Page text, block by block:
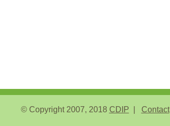
© Copyright 2007, 2018 CDIP Contact